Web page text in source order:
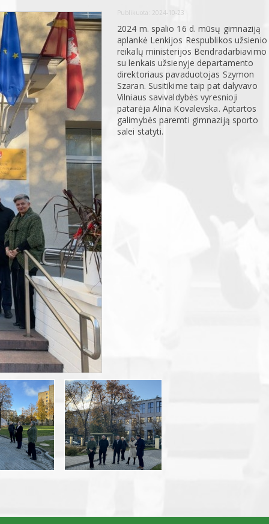
Publikuota: 2024-10-23
2024 m. spalio 16 d. mūsų gimnaziją
aplankė Lenkijos Respublikos užsienio
reikalų ministerijos Bendradarbiavimo
su lenkais užsienyje departamento
direktoriaus pavaduotojas Szymon
Szaran. Susitikime taip pat dalyvavo
Vilniaus savivaldybės vyresnioji
patarėja Alina Kovalevska. Aptartos
galimybės paremti gimnaziją sporto
salei statyti.